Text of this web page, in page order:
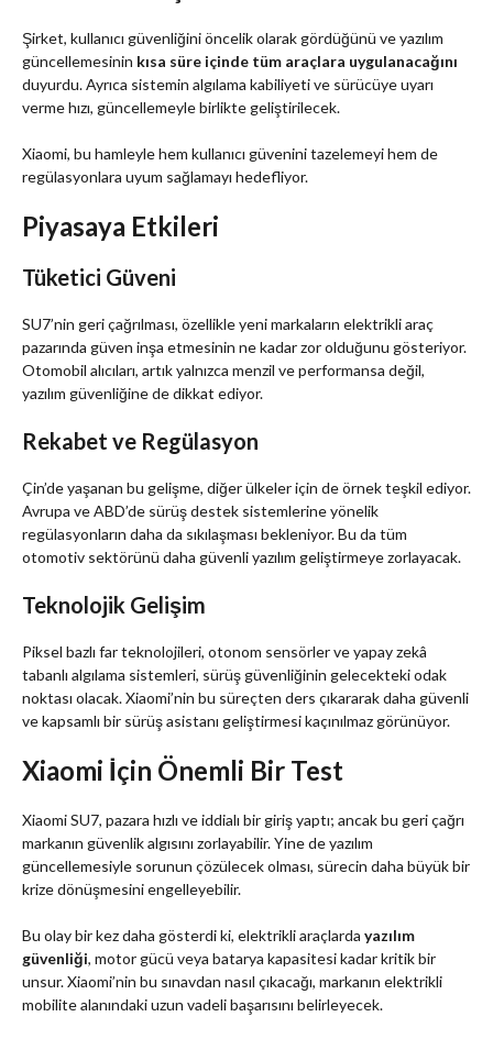
Şirket, kullanıcı güvenliğini öncelik olarak gördüğünü ve yazılım
güncellemesinin kısa süre içinde tüm araçlara uygulanacağını
duyurdu. Ayrıca sistemin algılama kabiliyeti ve sürücüye uyarı
verme hızı, güncellemeyle birlikte geliştirilecek.
Xiaomi, bu hamleyle hem kullanıcı güvenini tazelemeyi hem de
regülasyonlara uyum sağlamayı hedefliyor.
Piyasaya Etkileri
Tüketici Güveni
SU7’nin geri çağrılması, özellikle yeni markaların elektrikli araç
pazarında güven inşa etmesinin ne kadar zor olduğunu gösteriyor.
Otomobil alıcıları, artık yalnızca menzil ve performansa değil,
yazılım güvenliğine de dikkat ediyor.
Rekabet ve Regülasyon
Çin’de yaşanan bu gelişme, diğer ülkeler için de örnek teşkil ediyor.
Avrupa ve ABD’de sürüş destek sistemlerine yönelik
regülasyonların daha da sıkılaşması bekleniyor. Bu da tüm
otomotiv sektörünü daha güvenli yazılım geliştirmeye zorlayacak.
Teknolojik Gelişim
Piksel bazlı far teknolojileri, otonom sensörler ve yapay zekâ
tabanlı algılama sistemleri, sürüş güvenliğinin gelecekteki odak
noktası olacak. Xiaomi’nin bu süreçten ders çıkararak daha güvenli
ve kapsamlı bir sürüş asistanı geliştirmesi kaçınılmaz görünüyor.
Xiaomi İçin Önemli Bir Test
Xiaomi SU7, pazara hızlı ve iddialı bir giriş yaptı; ancak bu geri çağrı
markanın güvenlik algısını zorlayabilir. Yine de yazılım
güncellemesiyle sorunun çözülecek olması, sürecin daha büyük bir
krize dönüşmesini engelleyebilir.
Bu olay bir kez daha gösterdi ki, elektrikli araçlarda yazılım
güvenliği, motor gücü veya batarya kapasitesi kadar kritik bir
unsur. Xiaomi’nin bu sınavdan nasıl çıkacağı, markanın elektrikli
mobilite alanındaki uzun vadeli başarısını belirleyecek.